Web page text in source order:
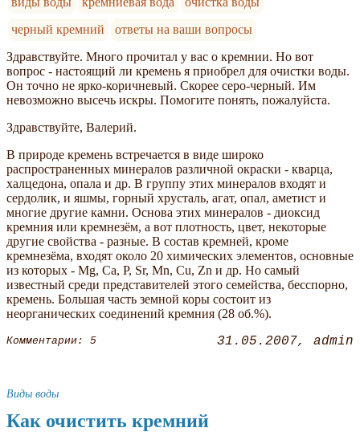
черный кремний
ответы на ваши вопросы
Здравствуйте. Много прочитал у вас о кремнии. Но вот
вопрос - настоящий ли кремень я приобрел для очистки воды.
Он точно не ярко-коричневый. Скорее серо-черный. Им
невозможно высечь искры. Помогите понять, пожалуйста.
Здравствуйте, Валерий.
В природе кремень встречается в виде широко
распространенных минералов различной окраски - кварца,
халцедона, опала и др. В группу этих минералов входят и
сердолик, и яшмы, горный хрусталь, агат, опал, аметист и
многие другие камни. Основа этих минералов - диоксид
кремния или кремнезём, а вот плотность, цвет, некоторые
другие свойства - разные. В состав кремней, кроме
кремнезёма, входят около 20 химических элементов, основные
из которых - Mg, Ca, P, Sr, Mn, Cu, Zn и др. Но самый
известный среди представителей этого семейства, бесспорно,
кремень. Большая часть земной коры состоит из
неорганических соединений кремния (28 об.%).
Комментарии: 5 31.05.2007 admin
Виды воды
Как очистить кремний